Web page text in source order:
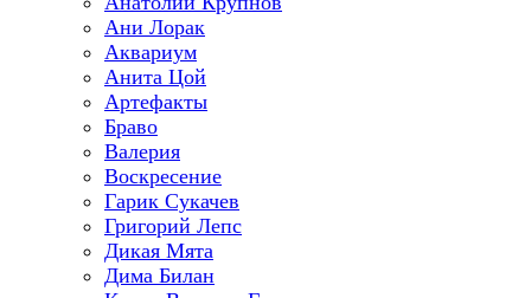
Ани Лорак
Аквариум
Анита Цой
Артефакты
Браво
Валерия
Воскресение
Гарик Сукачев
Григорий Лепс
Дикая Мята
Дима Билан